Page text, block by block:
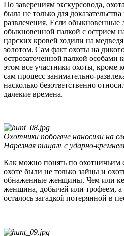
По заверениям экскурсовода,
была не только для
развлечения. Если обыкновенные
обыкновенной палкой с острием
царских кровей ходили на
золотом. Сам факт охоты на
острозаточенной палкой особами
этом все участники охоты, кроме
сам процесс занимательно-
насколько безответственно
далекие времена.
Охотники побогаче наносили на
Нарезная пищаль с ударно-
Как можно понять по охотничьим
охоте были не только зайцы и
обнаженные женщины. Чем или
женщина, добычей или трофеем,
осталось загадкой потерянной в